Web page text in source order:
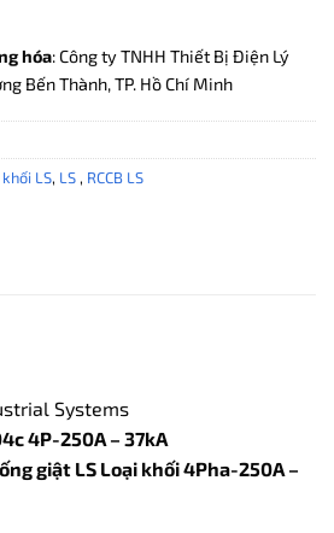
hóa: Công ty TNHH Thiết Bị Điện Lý
Bến Thành, TP. Hồ Chí Minh
khối LS, LS , RCCB LS
Systems
4P-250A – 37kA
giật LS Loại khối 4Pha-250A –